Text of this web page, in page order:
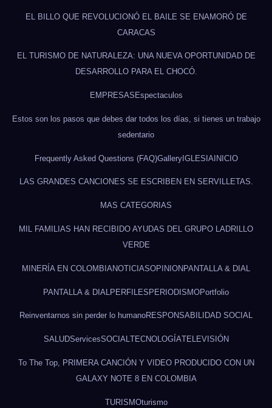
EL BILLO QUE REVOLUCIONÓ EL BAILE SE ENAMORÓ DE
CARACAS
EL TURISMO DE NATURALEZA: UNA NUEVA OPORTUNIDAD DE
DESARROLLO PARA EL CHOCÓ.
EMPRESAS Espectaculos
Estos son los pasos que debes dar todos los días, si tienes un trabajo
sedentario
Frequently Asked Questions (FAQ)GalleryIGLESIAINICIO
LAS GRANDES CANCIONES SE ESCRIBEN EN SERVILLETAS.
MAS CATEGORIAS
MIL FAMILIAS HAN RECIBIDO AYUDAS DEL GRUPO LADRILLO
VERDE
MINERÍA EN COLOMBIA NOTICIASOPINION PANTALLA & DIAL
PANTALLA & DIAL PERFILESPERIODISMOPortfolio
Reinventarnos sin perder lo humanoRESPONSABILIDAD SOCIAL
SALUDServicesSOCIALTECNOLOGÍATELEVISIÓN
To The Top, PRIMERA CANCIÓN Y VIDEO PRODUCIDO CON UN
GALAXY NOTE 8 EN COLOMBIA
TURISMOturismo